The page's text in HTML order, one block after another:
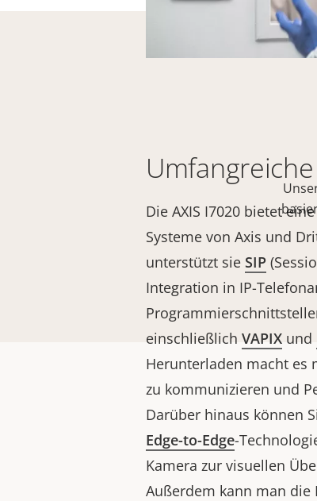
Die AXIS I7020 bietet
Systeme von Axis und
unterstützt sie SIP
Integration in IP-
einschließlich VAPIX und
Herunterladen macht es
zu kommunizieren und
Darüber hinaus können
Edge-to-Edge-
Kamera zur visuellen
Außerdem kann man die